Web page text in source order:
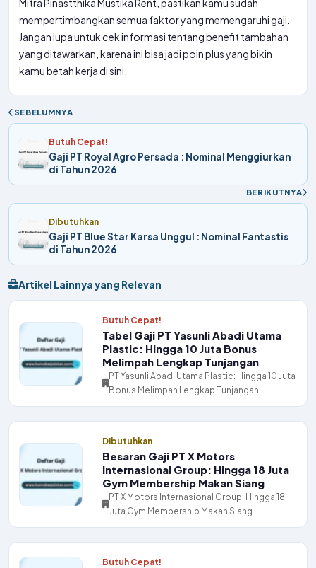
Mitra Pinastthika Mustika Rent, pastikan kamu sudah
mempertimbangkan semua faktor yang memengaruhi gaji.
Jangan lupa untuk cek informasi tentang benefit tambahan
yang ditawarkan, karena ini bisa jadi poin plus yang bikin
kamu betah kerja di sini.
SEBELUMNYA
Butuh Cepat!
Gaji PT Royal Agro Persada : Nominal Menggiurkan
di Tahun 2026
BERIKUTNYA
Dibutuhkan
Gaji PT Blue Star Karsa Unggul : Nominal Fantastis
di Tahun 2026
Artikel Lainnya yang Relevan
Butuh Cepat!
Tabel Gaji PT Yasunli Abadi Utama
Plastic: Hingga 10 Juta Bonus
Melimpah Lengkap Tunjangan
PT Yasunli Abadi Utama Plastic: Hingga 10 Juta
Bonus Melimpah Lengkap Tunjangan
Dibutuhkan
Besaran Gaji PT X Motors
Internasional Group: Hingga 18 Juta
Gym Membership Makan Siang
PT X Motors Internasional Group: Hingga 18
Juta Gym Membership Makan Siang
Butuh Cepat!